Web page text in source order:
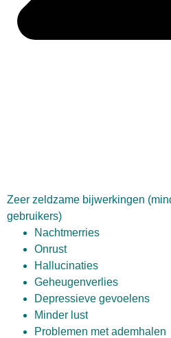
Zeer zeldzame bijwerkingen
gebruikers)
Nachtmerries
Onrust
Hallucinaties
Geheugenverlies
Depressieve gevoelens
Minder lust
Problemen met ademhalen